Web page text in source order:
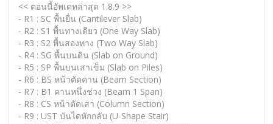
<< ตอนนี้อัพเดทล่าสุด 1.8.9 >>
- R1 : SC พื้นยื่น (Cantilever Slab)
- R2 : S1 พื้นทางเดียว (One Way Slab)
- R3 : S2 พื้นสองทาง (Two Way Slab)
- R4 : SG พื้นบนดิน (Slab on Ground)
- R5 : SP พื้นบนเสาเข็ม (Slab on Piles)
- R6 : BS หน้าตัดคาน (Beam Section)
- R7 : B1 คานหนึ่งช่วง (Beam 1 Span)
- R8 : CS หน้าตัดเสา (Column Section)
- R9 : UST บันไดหักกลับ (U-Shape Stair)